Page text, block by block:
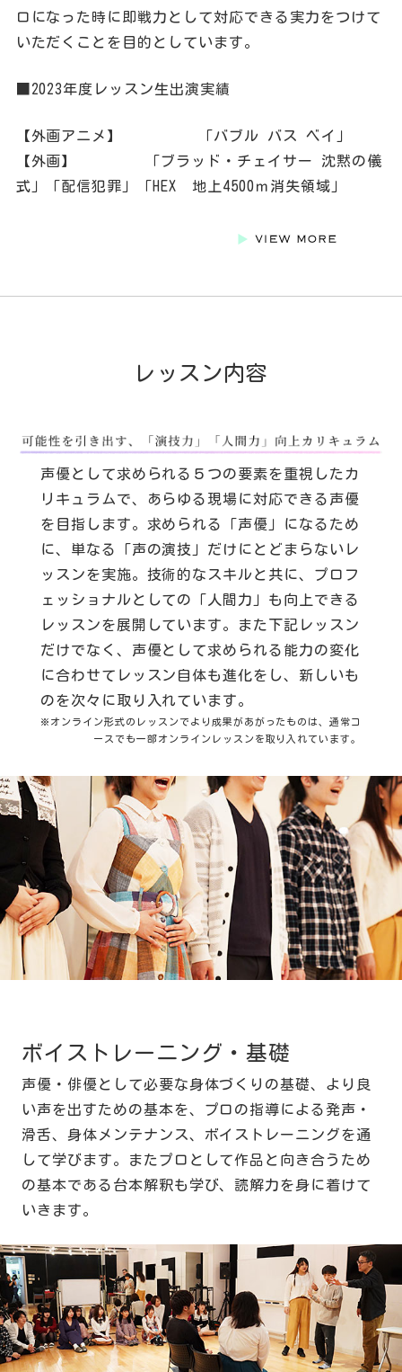
ロになった時に即戦力として対応できる実力をつけて
いただくことを目的としています。
■2023年度レッスン生出演実績
【外画アニメ】 「バブル バス ベイ」
【外画】 「ブラッド・チェイサー 沈黙の儀
式」「配信犯罪」「HEX 地上4500ｍ消失領域」
レッスン内容
声優として求められる５つの要素を重視したカ
リキュラムで、あらゆる現場に対応できる声優
を目指します。求められる「声優」になるため
に、単なる「声の演技」だけにとどまらないレ
ッスンを実施。技術的なスキルと共に、プロフ
ェッショナルとしての「人間力」も向上できる
レッスンを展開しています。また下記レッスン
だけでなく、声優として求められる能力の変化
に合わせてレッスン自体も進化をし、新しいも
のを次々に取り入れています。
※オンライン形式のレッスンでより成果があがったものは、通常コ
ースでも一部オンラインレッスンを取り入れています。
ボイストレーニング・基礎
声優・俳優として必要な身体づくりの基礎、より良
い声を出すための基本を、プロの指導による発声・
滑舌、身体メンテナンス、ボイストレーニングを通
して学びます。またプロとして作品と向き合うため
の基本である台本解釈も学び、読解力を身に着けて
いきます。